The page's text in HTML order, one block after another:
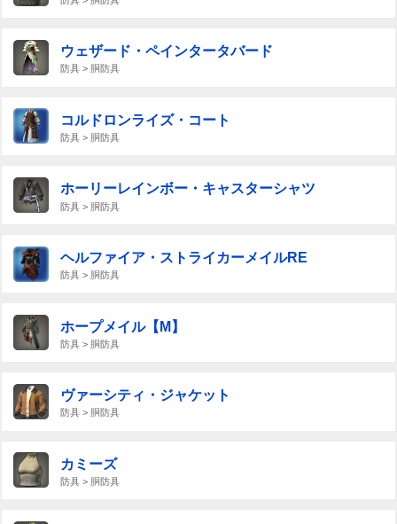
ウェザード・ペインタータバード
防具 > 胴防具
コルドロンライズ・コート
防具 > 胴防具
ホーリーレインボー・キャスターシャツ
防具 > 胴防具
ヘルファイア・ストライカーメイルRE
防具 > 胴防具
ホープメイル【M】
防具 > 胴防具
ヴァーシティ・ジャケット
防具 > 胴防具
カミーズ
防具 > 胴防具